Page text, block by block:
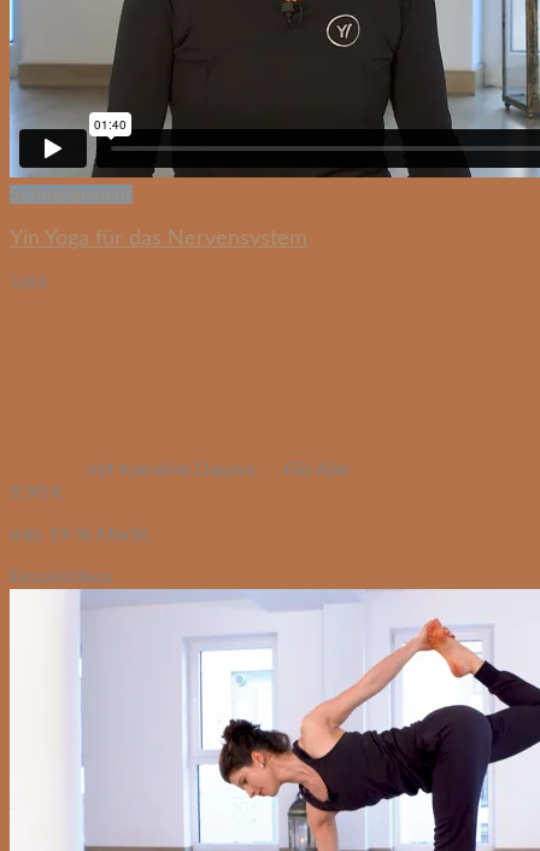
Schnellansicht
Yin Yoga für das Nervensystem
1std
mit Karoline Dauwe
Für Alle
9,90 €
inkl. 19 % MwSt.
Einzelvideos